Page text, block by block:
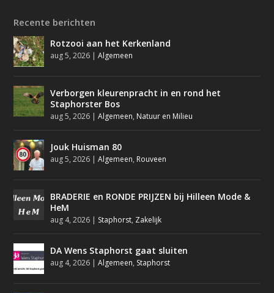
Recente berichten
Rotzooi aan het Kerkenland
aug 5, 2026 |Algemeen
Verborgen kleurenpracht in en rond het
Staphorster Bos
aug 5, 2026 |Algemeen, Natuur en Milieu
Jouk Huisman 80
aug 5, 2026 |Algemeen, Rouveen
BRADERIE en RONDE PRIJZEN bij Hilleen Mode &
HeM
aug 4, 2026 | Staphorst, Zakelijk
DA Wens Staphorst gaat sluiten
aug 4, 2026 |Algemeen, Staphorst